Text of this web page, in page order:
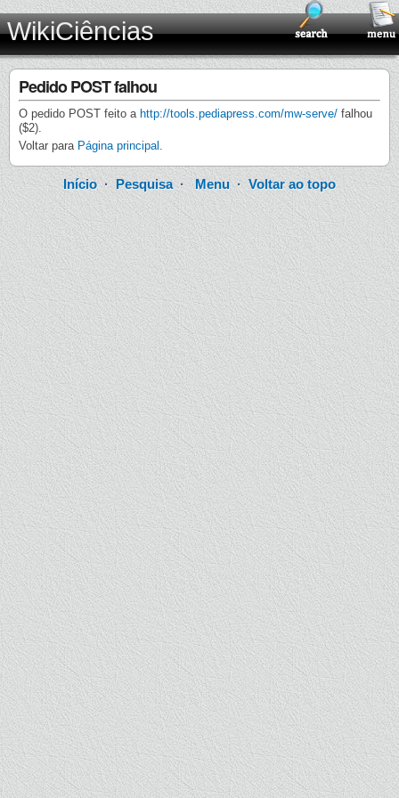
WikiCiências
Pedido POST falhou
O pedido POST feito a http://tools.pediapress.com/mw-serve/ falhou
($2).
Voltar para Página principal .
Início·Pesquisa· Menu· Voltar ao topo